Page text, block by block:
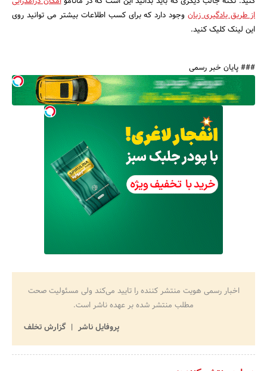
از طریق یادگیری زبانوجود دارد که برای کسب اطلاعات بیشتر می توانید روی
این لینک کلیک کنید.
### پایان خبر رسمی
اخبار رسمی هویت منتشر کننده را تایید می‌کند ولی مسئولیت صحت
مطلب منتشر شده بر عهده ناشر است.
پروفایل ناشر
گزارش تخلف